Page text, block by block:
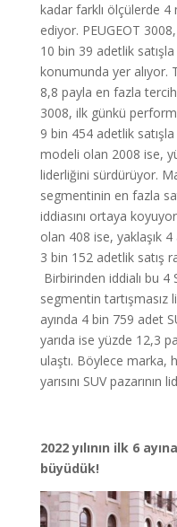
kadar farklı ölçülerde
ediyor. PEUGEOT
10 bin 39 adetlik
konumunda yer alıyor.
8,8 payla en fazla
3008, ilk günkü
9 bin 454 adetlik
modeli olan 2008 ise,
liderliğini sürdürüyor.
segmentinin en fazla
iddiasını ortaya
olan 408 ise, yaklaşık
3 bin 152 adetlik satış
Birbirinden iddialı bu 4
segmentin tartışmasız
ayında 4 bin 759 adet
yarıda ise yüzde 12,3
ulaştı. Böylece marka,
yarısını SUV
2022 yılının ilk 6
büyüdük!